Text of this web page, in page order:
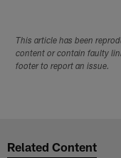
This article has been
content or contain faulty
footer to report an issue.
Related Content